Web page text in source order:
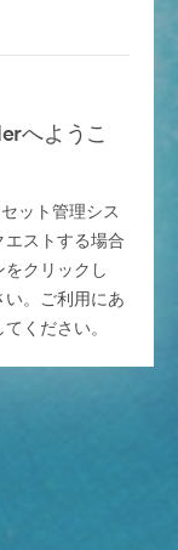
へようこ
ット管理シス
ストする場合
クリックし
。ご利用にあ
ください。